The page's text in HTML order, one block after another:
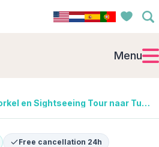
Menu
Snorkel en Sightseeing Tour naar Tugboat en Spaanse Water | Powerboat Caribbean
Free cancellation 24h